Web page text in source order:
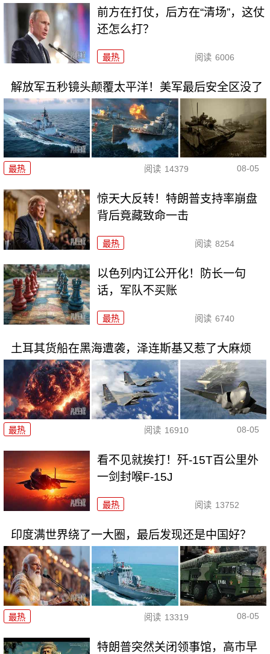
前方在打仗，后方在“清场”，这仗
还怎么打？
最热 阅读 6006
解放军五秒镜头颠覆太平洋！美军最后安全区没了
最热 阅读 14379 08-05
惊天大反转！特朗普支持率崩盘
背后竟藏致命一击
最热 阅读 8254
以色列内讧公开化！防长一句
话，军队不买账
最热 阅读 6740
土耳其货船在黑海遭袭，泽连斯基又惹了大麻烦
最热 阅读 16910 08-05
看不见就挨打！歼-15T百公里外
一剑封喉F-15J
最热 阅读 13752
印度满世界绕了一大圈，最后发现还是中国好？
最热 阅读 13319 08-05
特朗普突然关闭领事馆，高市早